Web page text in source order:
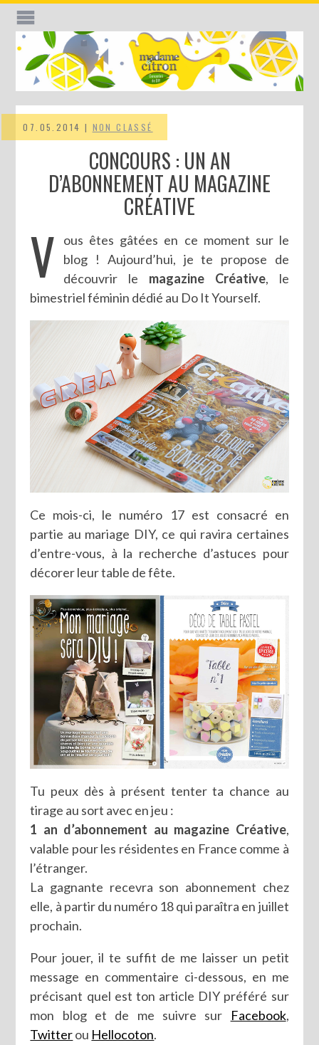
07.05.2014 | NON CLASSÉ
CONCOURS : UN AN
D’ABONNEMENT AU MAGAZINE
CRÉATIVE
V
ous êtes gâtées en ce moment sur le
blog ! Aujourd’hui, je te propose de
découvrir le magazine Créative, le
bimestriel féminin dédié au Do It Yourself.
Ce mois-ci, le numéro 17 est consacré en
partie au mariage DIY, ce qui ravira certaines
d’entre-vous, à la recherche d’astuces pour
décorer leur table de fête.
Tu peux dès à présent tenter ta chance au
tirage au sort avec en jeu :
1 an d’abonnement au magazine Créative,
valable pour les résidentes en France comme à
l’étranger.
La gagnante recevra son abonnement chez
elle, à partir du numéro 18 qui paraîtra en juillet
prochain.
Pour jouer, il te suffit de me laisser un petit
message en commentaire ci-dessous, en me
précisant quel est ton article DIY préféré sur
mon blog et de me suivre sur
Facebook,
Twitterou Hellocoton.